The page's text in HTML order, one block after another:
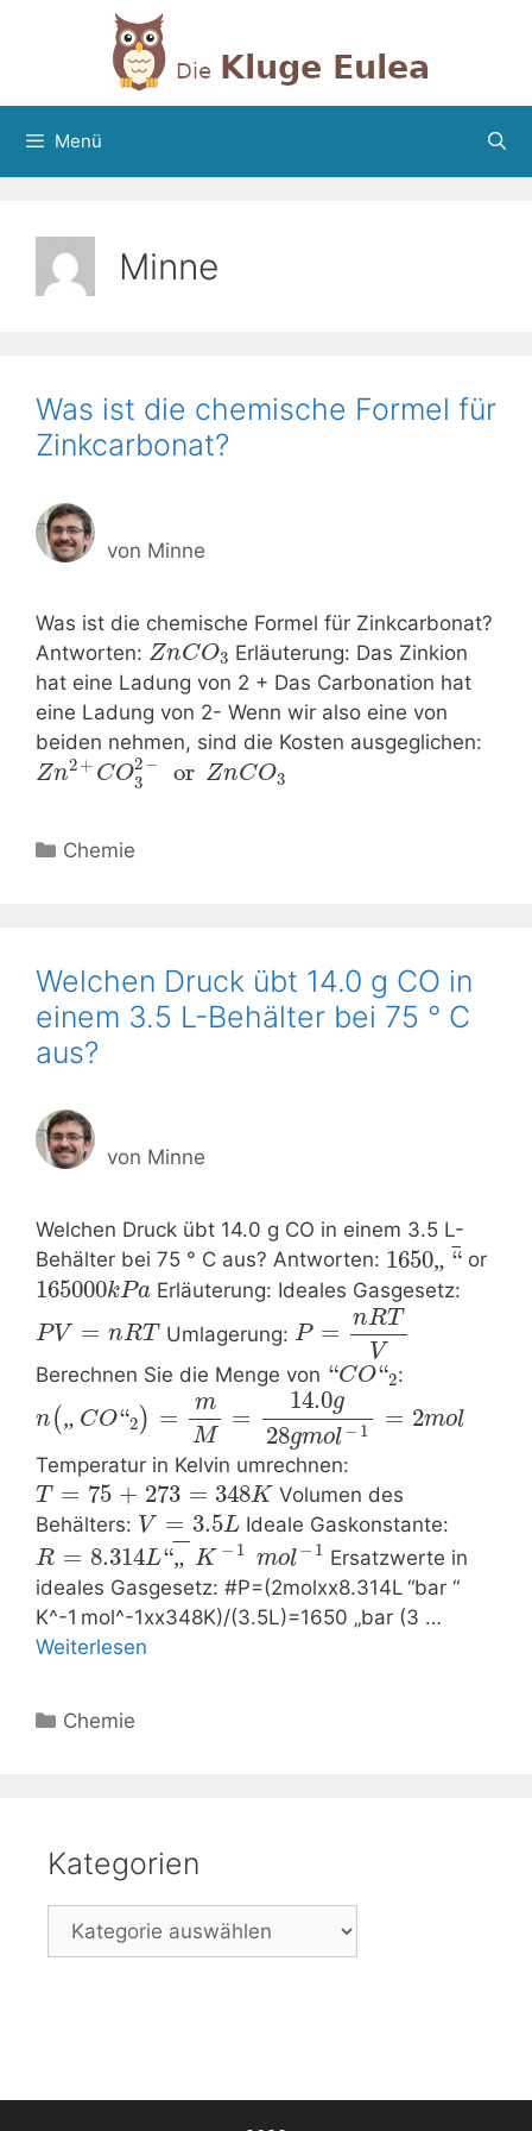
Menü
Minne
Was ist die chemische Formel für
Zinkcarbonat?
von Minne
Was ist die chemische Formel für Zinkcarbonat?
Antworten: ZnCO3 Erläuterung: Das Zinkion
hat eine Ladung von 2 + Das Carbonation hat
eine Ladung von 2- Wenn wir also eine von
beiden nehmen, sind die Kosten ausgeglichen:
Zn2+ CO2−
3
or ZnCO3
Kategorien
Chemie
Welchen Druck übt 14.0 g CO in
einem 3.5 L-Behälter bei 75 ° C
aus?
von Minne
Welchen Druck übt 14.0 g CO in einem 3.5 L-
Behälter bei 75 ° C aus? Antworten: 1650„ ¯
“ or
165000kPa Erläuterung: Ideales Gasgesetz:
PV = nRT Umlagerung: P = nRT
V
Berechnen Sie die Menge von “CO“2:
n („ CO“2) =
m
M
=
14.0g
28gmol − 1 = 2mol
Temperatur in Kelvin umrechnen:
T
= 75 + 273 = 348K Volumen des
Behälters: V = 3.5LIdeale Gaskonstante:
R = 8.314L“¯¯
„ K − 1 mol − 1 Ersatzwerte in
ideales Gasgesetz: #P=(2molxx8.314L “bar “
K^-1 mol^-1xx348K)/(3.5L)=1650 „bar (3 …
Weiterlesen
Kategorien
Chemie
Kategorien
Kategorien